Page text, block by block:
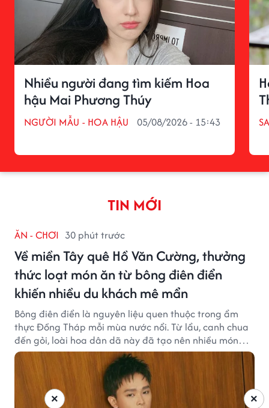
Nhiều người đang tìm kiếm Hoa
hậu Mai Phương Thúy
NGƯỜI MẪU - HOA HẬU 05/08/2026 - 15:43
TIN MỚI
ĂN - CHƠI 30 phút trước
Về miền Tây quê Hồ Văn Cường, thưởng
thức loạt món ăn từ bông điên điển
khiến nhiều du khách mê mẩn
Bông điên điển là nguyên liệu quen thuộc trong ẩm
thực Đồng Tháp mỗi mùa nước nổi. Từ lẩu, canh chua
đến gỏi, loài hoa dân dã này đã tạo nên nhiều món
ngon khiến du khách khó quên.
×
×